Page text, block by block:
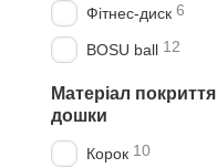
Фітнес-диск 6
BOSU ball 12
Матеріал покриття
дошки
Корок 10